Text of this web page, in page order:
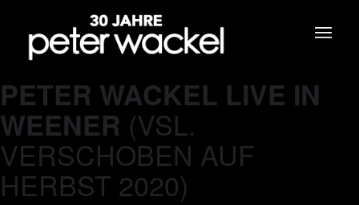
PETER WACKEL LIVE IN
WEENER (VSL.
VERSCHOBEN AUF
HERBST 2020)